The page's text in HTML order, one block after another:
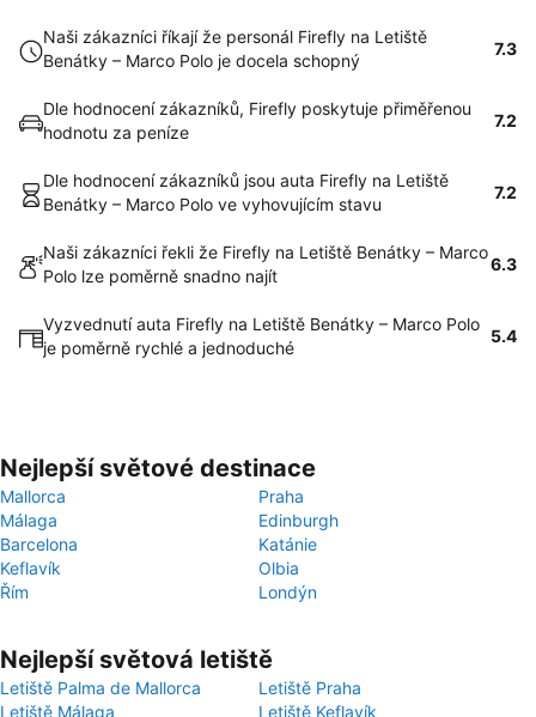
Naši zákazníci říkají že personál Firefly na Letiště
Benátky – Marco Polo je docela schopný
7.3
Dle hodnocení zákazníků, Firefly poskytuje přiměřenou
hodnotu za peníze
7.2
Dle hodnocení zákazníků jsou auta Firefly na Letiště
Benátky – Marco Polo ve vyhovujícím stavu
7.2
Naši zákazníci řekli že Firefly na Letiště Benátky – Marco
Polo lze poměrně snadno najít
6.3
Vyzvednutí auta Firefly na Letiště Benátky – Marco Polo
je poměrně rychlé a jednoduché
5.4
Nejlepší světové destinace
Mallorca
Praha
Málaga
Edinburgh
Barcelona
Katánie
Keflavík
Olbia
Řím
Londýn
Nejlepší světová letiště
Letiště Palma de Mallorca
Letiště Praha
Letiště Málaga
Letiště Keflavík